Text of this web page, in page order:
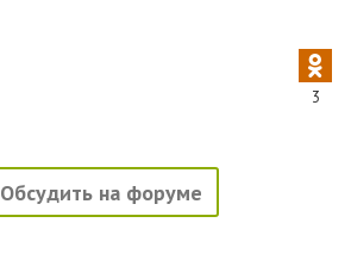
3
Обсудить на форуме